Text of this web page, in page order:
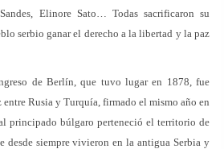
Elinore Sato… Todas sacrificaron su
serbio ganar el derecho a la libertad y la paz
de Berlín, que tuvo lugar en 1878, fue
Rusia y Turquía, firmado el mismo año en
principado búlgaro perteneció el territorio de
desde siempre vivieron en la antigua Serbia y